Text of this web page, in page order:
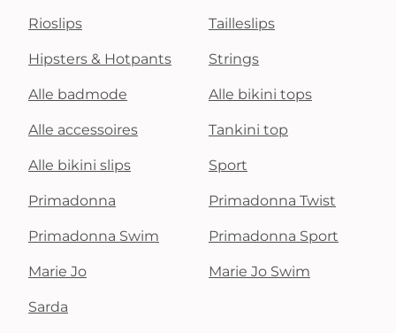
Rioslips Tailleslips
Hipsters & Hotpants Strings
Alle badmode Alle bikini tops
Alle accessoires Tankini top
Alle bikini slips Sport
Primadonna Primadonna Twist
Primadonna Swim Primadonna Sport
Marie Jo Marie Jo Swim
Sarda